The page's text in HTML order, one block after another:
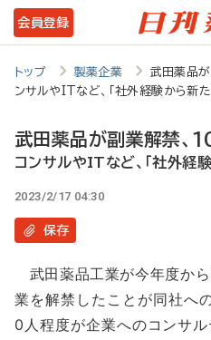
メ
イ
テ
ツ
に
動
会員登録
トップ 製薬企業
武田薬品
ンサルやITなど、「社外経験から新た
武田薬品が副業解禁、
コンサルやITなど、「社外経
2023/2/17 04:30
保存
武田薬品工業が今年度か
業を解禁したことが同社へ
0人程度が企業へのコンサ